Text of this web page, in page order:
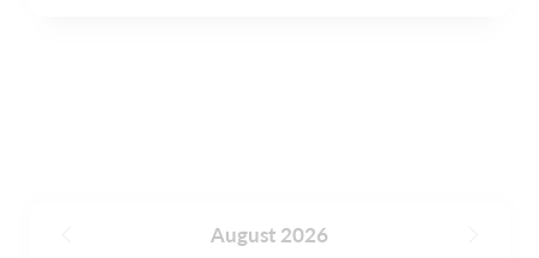
August 2026